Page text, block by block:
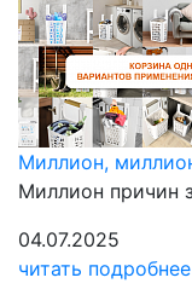
Миллион,
Миллион причин
04.07.2025
читать подробнее